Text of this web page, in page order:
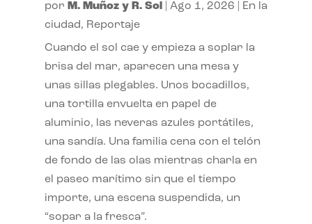
por M. Muñoz y R. Sol| Ago 1, 2026
En la
ciudad, Reportaje
Cuando el sol cae y empieza a soplar la
brisa del mar, aparecen una mesa y
unas sillas plegables. Unos bocadillos,
una tortilla envuelta en papel de
aluminio, las neveras azules portátiles,
una sandía. Una familia cena con el telón
de fondo de las olas mientras charla en
el paseo marítimo sin que el tiempo
importe, una escena suspendida, un
“sopar a la fresca”.